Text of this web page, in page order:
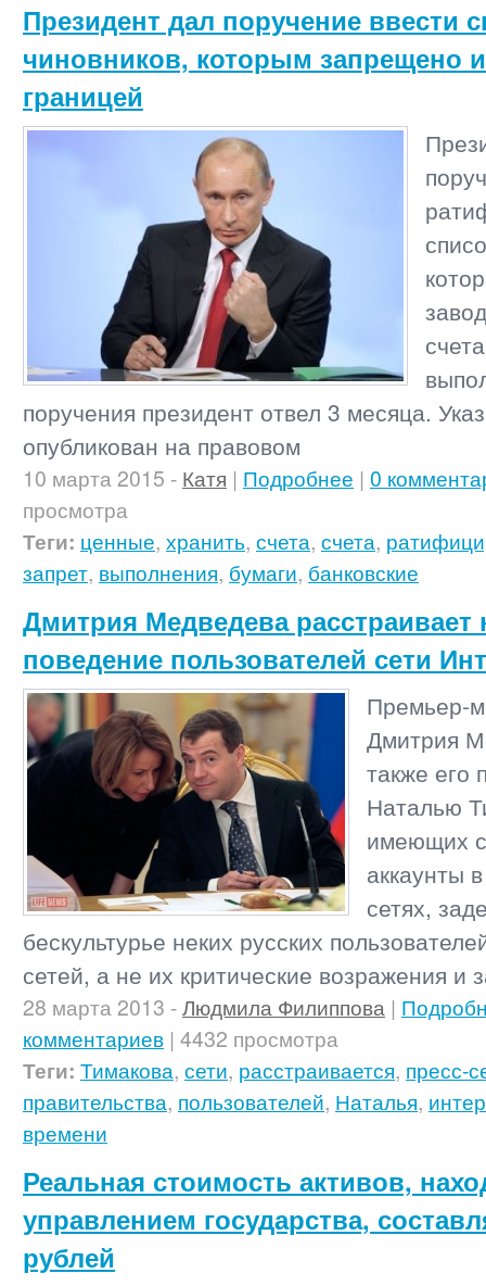
Президент дал поручение ввести
чиновников, которым запрещено
границей
поручения президент отвел 3 месяца.
опубликован на правовом
10 марта 2015 - Катя | Подробнее | 0
просмотра
Теги: ценные, хранить, счета, счета,
запрет, выполнения, бумаги, банковские
Дмитрия Медведева расстраивает
поведение пользователей сети
Премьер-
Дмитрия
также его
Наталью
имеющих
аккаунты
сетях,
бескультурье неких русских
сетей, а не их критические возражения и
28 марта 2013 -Людмила Филиппова |
комментариев | 4432 просмотра
Теги: Тимакова, сети, расстраивается, пресс-
правительства, пользователей, Наталья,
времени
Реальная стоимость активов,
управлением государства,
рублей